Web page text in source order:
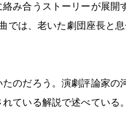
み合うストーリーが展開
では、老いた劇団座長と
のだろう。演劇評論家の
ている解説で述べている。